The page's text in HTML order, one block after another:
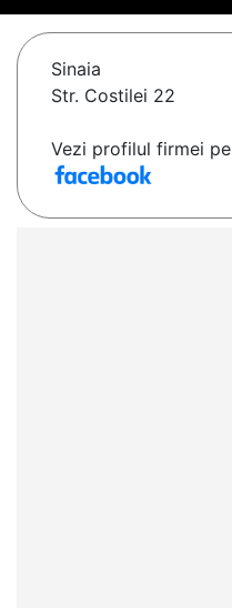
Sinaia
Str. Costilei 22
Vezi profilul firmei pe